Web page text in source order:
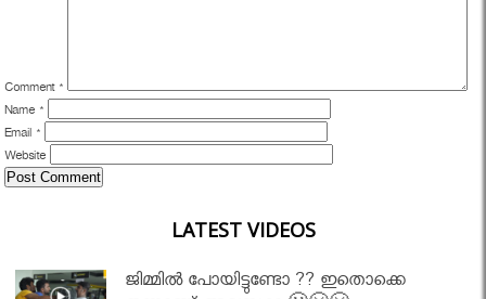
Comment *
Name *
Email *
Website
LATEST VIDEOS
ജിമ്മിൽ പോയിട്ടുണ്ടോ ?? ഇതൊക്കെ